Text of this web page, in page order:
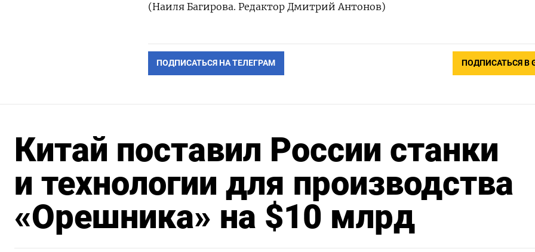
(Наиля Багирова. Редактор Дмитрий Антонов)
ПОДПИСАТЬСЯ НА ТЕЛЕГРАМ ПОДПИСАТЬСЯ В
Китай поставил России станки
и технологии для производства
«Орешника» на $10 млрд